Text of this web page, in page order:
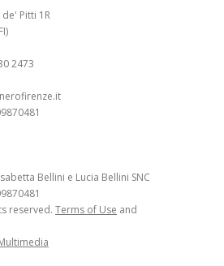
de' Pitti 1R
2473
Bellini e Lucia Bellini SNC
reserved. Terms of Use and